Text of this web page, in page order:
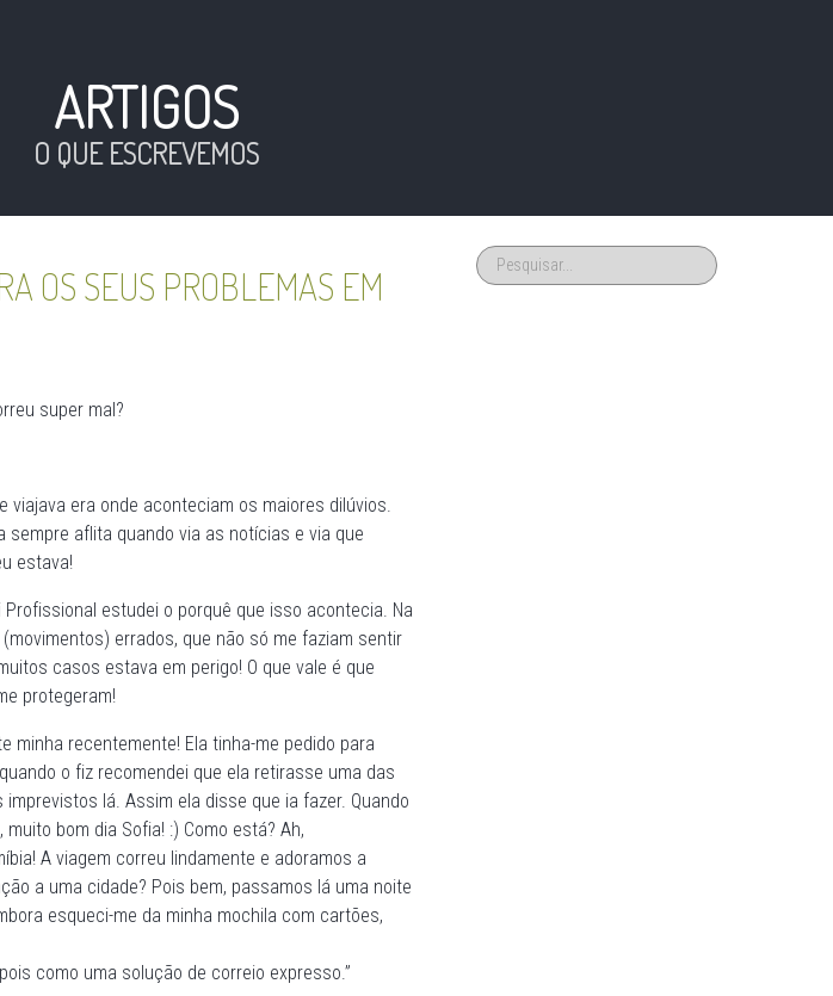
ARTIGOS
O QUE ESCREVEMOS
OS SEUS PROBLEMAS EM
super mal?
viajava era onde aconteciam os maiores dilúvios.
aflita quando via as notícias e via que
estava!
estudei o porquê que isso acontecia. Na
errados, que não só me faziam sentir
casos estava em perigo! O que vale é que
protegeram!
minha recentemente! Ela tinha-me pedido para
o fiz recomendei que ela retirasse uma das
lá. Assim ela disse que ia fazer. Quando
bom dia Sofia! :) Como está? Ah,
A viagem correu lindamente e adoramos a
a uma cidade? Pois bem, passamos lá uma noite
esqueci-me da minha mochila com cartões,
como uma solução de correio expresso.”